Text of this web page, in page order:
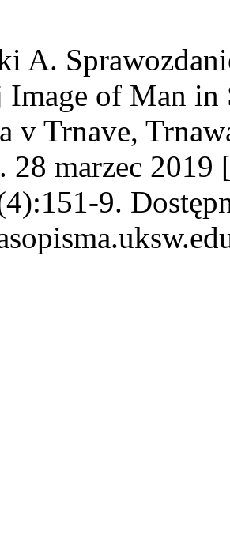
A.
of Man in
v Trnave,
28 marzec 2019
9.